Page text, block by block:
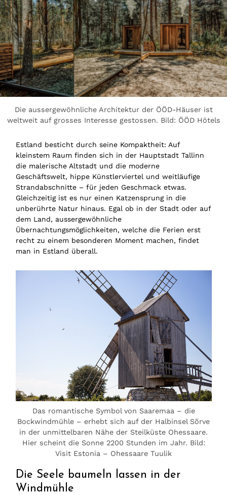
Die aussergewöhnliche Architektur der ÖÖD-Häuser ist
weltweit auf grosses Interesse gestossen. Bild: ÖÖD Hötels
Estland besticht durch seine Kompaktheit: Auf
kleinstem Raum finden sich in der Hauptstadt Tallinn
die malerische Altstadt und die moderne
Geschäftswelt, hippe Künstlerviertel und weitläufige
Strandabschnitte – für jeden Geschmack etwas.
Gleichzeitig ist es nur einen Katzensprung in die
unberührte Natur hinaus. Egal ob in der Stadt oder auf
dem Land, aussergewöhnliche
Übernachtungsmöglichkeiten, welche die Ferien erst
recht zu einem besonderen Moment machen, findet
man in Estland überall.
Das romantische Symbol von Saaremaa – die
Bockwindmühle – erhebt sich auf der Halbinsel Sõrve
in der unmittelbaren Nähe der Steilküste Ohessaare.
Hier scheint die Sonne 2200 Stunden im Jahr. Bild:
Visit Estonia – Ohessaare Tuulik
Die Seele baumeln lassen in der
Windmühle